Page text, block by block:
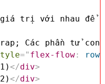
giá trị với nhau để
Các phần tử
=" flex-flow:
row
</div>
</div>